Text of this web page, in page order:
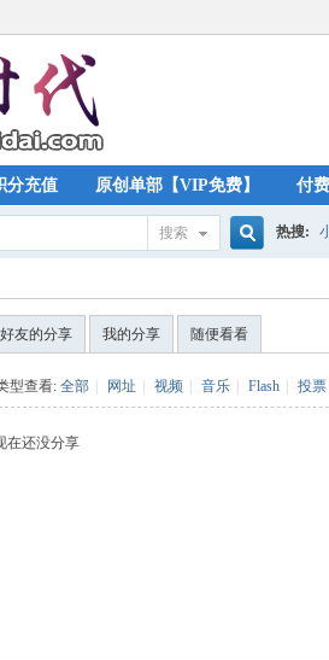
分充值 原创单部【VIP免费】 付
搜索 热搜:
好友的分享 我的分享 随便看看
型查看: 全部 网址 视频 音乐 Flash 投票
在还没分享